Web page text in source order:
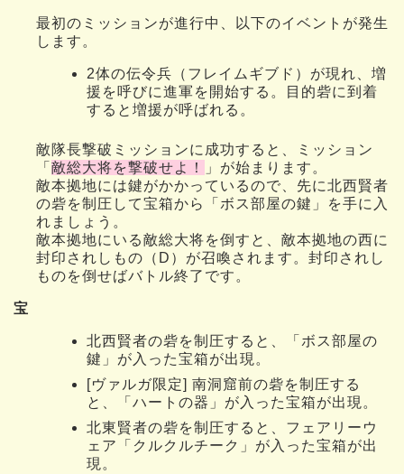
最初のミッションが進行中、以下のイベントが発生
します。
2体の伝令兵（フレイムギブド）が現れ、増
援を呼びに進軍を開始する。目的砦に到着
すると増援が呼ばれる。
敵隊長撃破ミッションに成功すると、ミッション
「 敵総大将を撃破せよ！
」が始まります。
敵本拠地には鍵がかかっているので、先に北西賢者
の砦を制圧して宝箱から「ボス部屋の鍵」を手に入
れましょう。
敵本拠地にいる敵総大将を倒すと、敵本拠地の西に
封印されしもの（D）が召喚されます。封印されし
ものを倒せばバトル終了です。
宝
北西賢者の砦を制圧すると、「ボス部屋の
鍵」が入った宝箱が出現。
[ヴァルガ限定] 南洞窟前の砦を制圧する
と、「ハートの器」が入った宝箱が出現。
北東賢者の砦を制圧すると、フェアリーウ
ェア「クルクルチーク」が入った宝箱が出
現。